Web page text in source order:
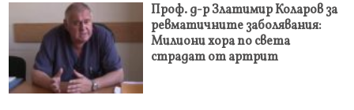
Проф. д-р Златимир Коларов за
ревматичните заболявания:
Милиони хора по света
страдат от артрит